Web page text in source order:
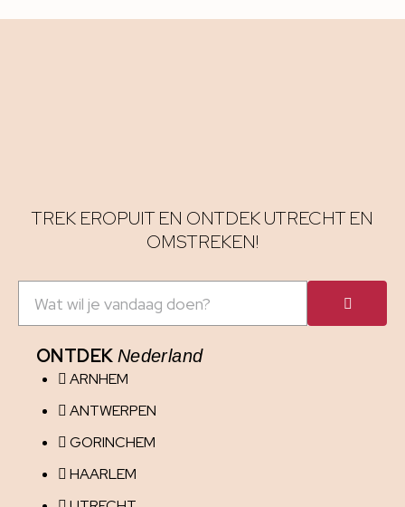
TREK EROPUIT EN ONTDEK UTRECHT EN
OMSTREKEN!
ONTDEK Nederland
ARNHEM
ANTWERPEN
GORINCHEM
HAARLEM